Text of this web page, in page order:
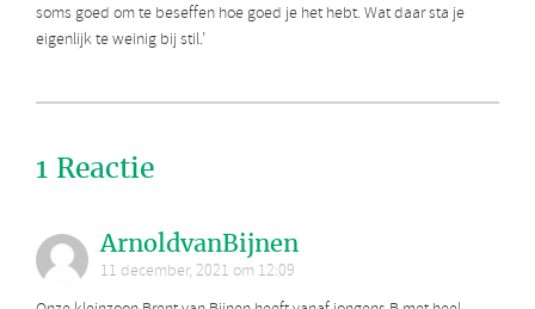
soms goed om te beseffen hoe goed je het hebt. Wat daar sta je
eigenlijk te weinig bij stil.’
1 Reactie
ArnoldvanBijnen
11 december, 2021 om 12:09